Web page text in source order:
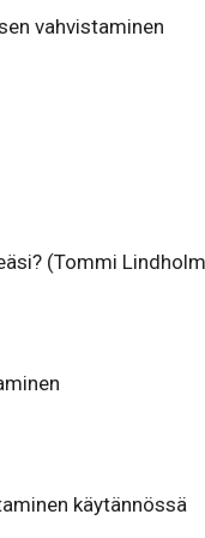
vahvistaminen
(Tommi
käytännössä